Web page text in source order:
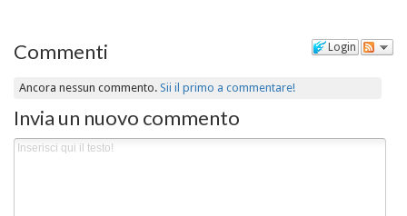
Login
Commenti
Ancora nessun commento.Sii il primo a commentare!
Invia un nuovo commento